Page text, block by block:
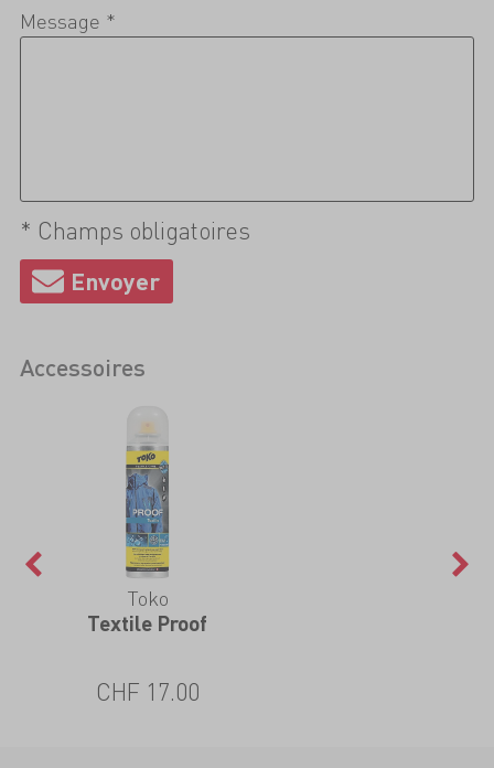
Message *
* Champs obligatoires
Accessoires
Toko
Textile Proof
CHF 17.00